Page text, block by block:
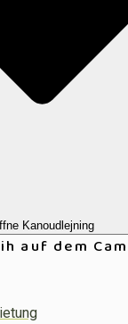
Kanoudlejning
auf dem